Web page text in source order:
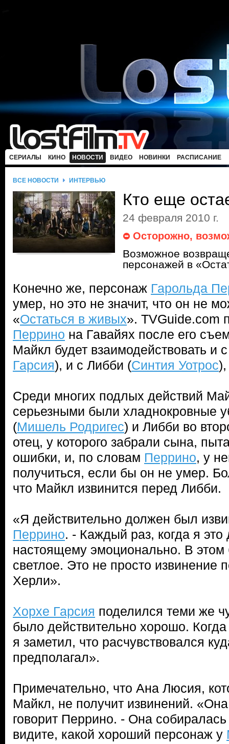
СЕРИАЛЫ КИНО НОВОСТИ ВИДЕО НОВИНКИ РАСПИСАНИЕ
ВСЕ НОВОСТИ ИНТЕРВЬЮ
Кто еще
24 февраля 2010 г.
Осторожно,
Возможное
персонажей в
Конечно же, персонаж Гарольда
умер, но это не значит, что он не
«Остаться в живых». TVGuide.com
Перрино на Гавайях после его
Майкл будет взаимодействовать и
Гарсия), и с Либби (Синтия Уотрос
Среди многих подлых действий
серьезными были хладнокровные
(Мишель Родригес) и Либби во
отец, у которого забрали сына,
ошибки, и, по словам Перрино, у
получиться, если бы он не умер.
что Майкл извинится перед Либби.
«Я действительно должен был
Перрино. - Каждый раз, когда я
настоящему эмоционально. В этом
светлое. Это не просто извинение
Херли».
Хорхе Гарсия поделился теми же
было действительно хорошо.
я заметил, что расчувствовался
предполагал».
Примечательно, что Ана Люсия,
Майкл, не получит извинений.
говорит Перрино. - Она
видите, какой хороший персонаж у